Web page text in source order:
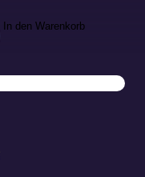
In den Warenkorb